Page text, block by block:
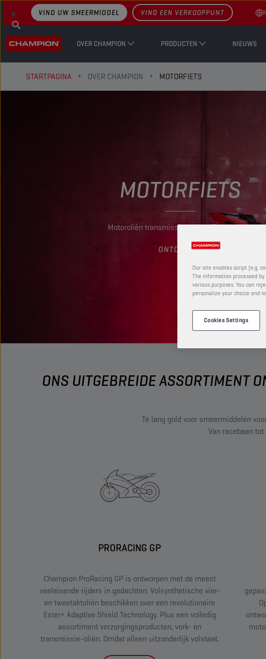
OVER CHAMPION PRODUCTEN NIEUWS
VIND UW SMEERMIDDEL VIND EEN VERKOOPPUNT
STARTPAGINA OVER CHAMPION MOTORFIETS
MOTORFIETS
Motoroliën transmissievloeistoffen en meer
ONTDEK
ONS UITGEBREIDE ASSORTIMENT
Te lang gold voor smeermiddelen
Van racebaan
PRORACING GP
Champion ProRacing GP is ontworpen met de meest
veeleisende rijders in gedachten. Volsynthetische vier-
en tweetaktoliën beschikken over een revolutionaire
Ester+ Adaptive Shield Technology. Plus een volledig
assortiment verzorgingsproducten, vork- en
transmissie-oliën. Omdat alleen uitzonderlijk volstaat.
Our site enables script (e.g.
The information processed
various purposes. You can
personalize your choice and
Cookies Settings